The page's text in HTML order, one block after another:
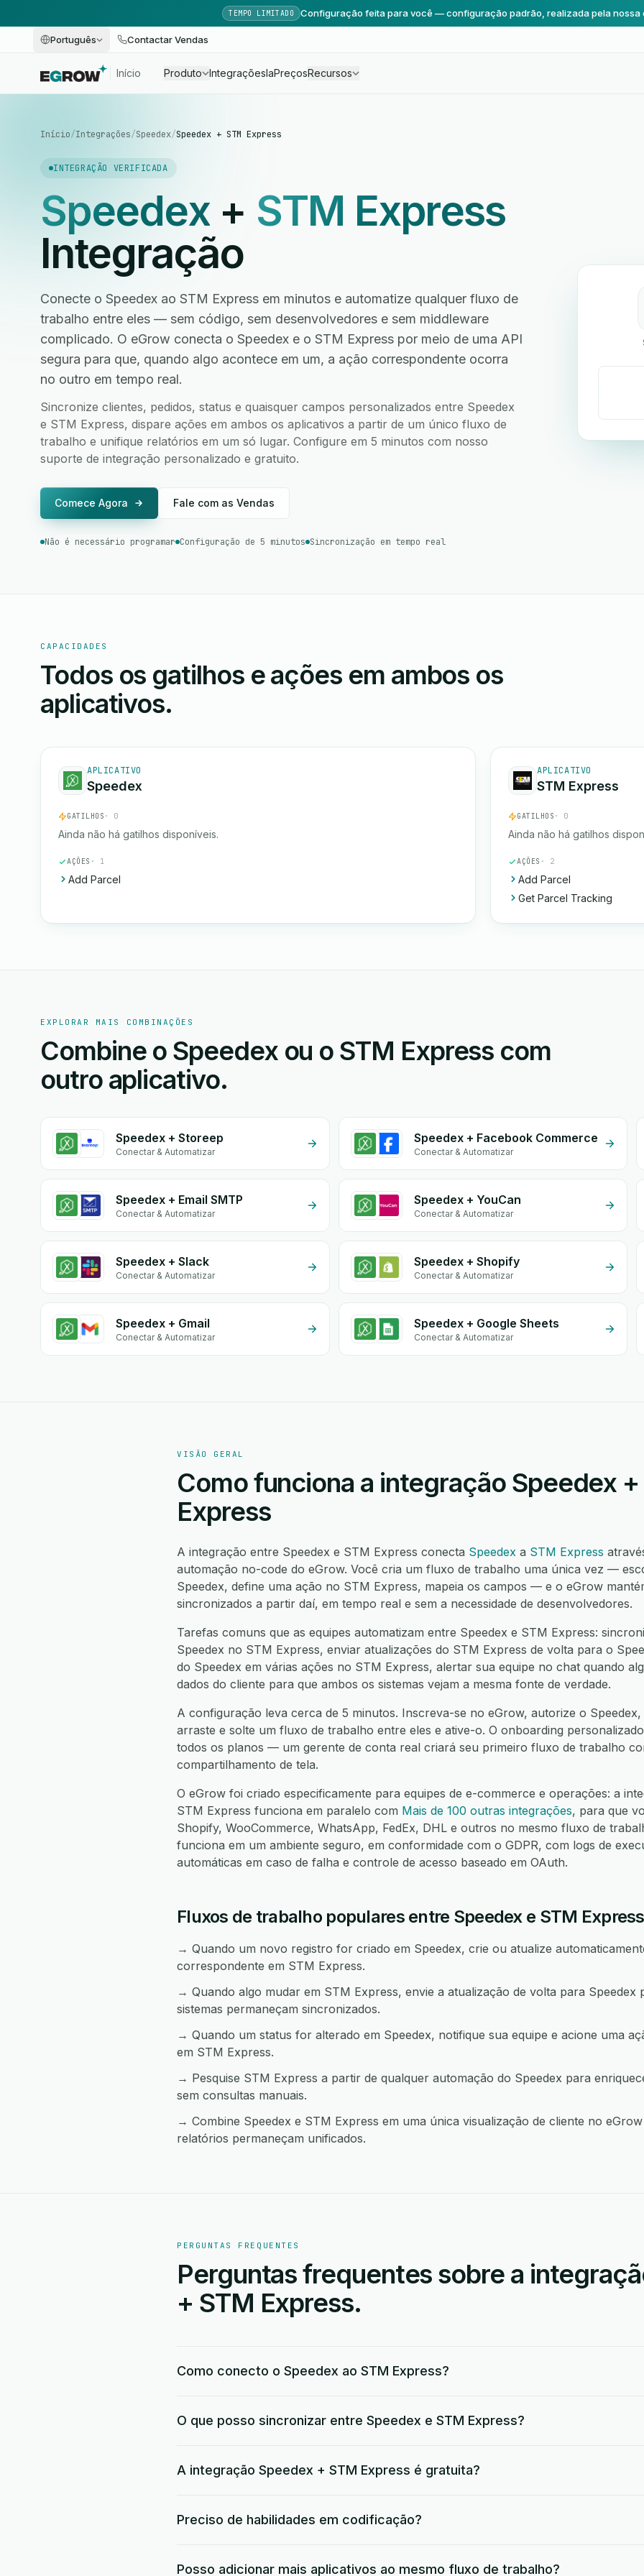
TEMPO LIMITADO Configuração feita para você — configuração padrão, realizada pela nossa
Português Contactar Vendas
Início Produto IntegraçõesIaPreçosRecursos
Início/Integrações/Speedex/Speedex + STM Express
INTEGRAÇÃO VERIFICADA
Speedex+ STM Express
Integração
Conecte o Speedex ao STM Express em minutos e automatize qualquer fluxo de
trabalho entre eles — sem código, sem desenvolvedores e sem middleware
complicado. O eGrow conecta o Speedex e o STM Express por meio de uma API
segura para que, quando algo acontece em um, a ação correspondente ocorra
no outro em tempo real.
Sincronize clientes, pedidos, status e quaisquer campos personalizados entre Speedex
e STM Express, dispare ações em ambos os aplicativos a partir de um único fluxo de
trabalho e unifique relatórios em um só lugar. Configure em 5 minutos com nosso
suporte de integração personalizado e gratuito.
Comece Agora Fale com as Vendas
Não é necessário programar Configuração de 5 minutos Sincronização em tempo real
CAPACIDADES
Todos os gatilhos e ações em ambos os
aplicativos.
APLICATIVO
Speedex
GATILHOS · 0
Ainda não há gatilhos disponíveis.
AÇÕES · 1
Add Parcel
APLICATIVO
STM Express
GATILHOS · 0
Ainda não há gatilhos
AÇÕES · 2
Add Parcel
Get Parcel Tracking
EXPLORAR MAIS COMBINAÇÕES
Combine o Speedex ou o STM Express com
outro aplicativo.
Speedex + Storeep
Conectar & Automatizar
Speedex + Facebook Commerce
Conectar & Automatizar
Speedex + Email SMTP
Conectar & Automatizar
Speedex + YouCan
Conectar & Automatizar
Speedex + Slack
Conectar & Automatizar
Speedex + Shopify
Conectar & Automatizar
Speedex + Gmail
Conectar & Automatizar
Speedex + Google Sheets
Conectar & Automatizar
VISÃO GERAL
Como funciona a integração Speedex +
Express
A integração entre Speedex e STM Express conecta Speedex a STM Express
automação no-code do eGrow. Você cria um fluxo de trabalho uma única vez —
Speedex, define uma ação no STM Express, mapeia os campos — e o eGrow
sincronizados a partir daí, em tempo real e sem a necessidade de desenvolvedores.
Tarefas comuns que as equipes automatizam entre Speedex e STM Express:
Speedex no STM Express, enviar atualizações do STM Express de volta para o
do Speedex em várias ações no STM Express, alertar sua equipe no chat quando
dados do cliente para que ambos os sistemas vejam a mesma fonte de verdade.
A configuração leva cerca de 5 minutos. Inscreva-se no eGrow, autorize o
arraste e solte um fluxo de trabalho entre eles e ative-o. O onboarding
todos os planos — um gerente de conta real criará seu primeiro fluxo de trabalho
compartilhamento de tela.
O eGrow foi criado especificamente para equipes de e-commerce e operações: a
STM Express funciona em paralelo com Mais de 100 outras integrações, para que
Shopify, WooCommerce, WhatsApp, FedEx, DHL e outros no mesmo fluxo de
funciona em um ambiente seguro, em conformidade com o GDPR, com logs de
automáticas em caso de falha e controle de acesso baseado em OAuth.
Fluxos de trabalho populares entre Speedex e STM Express
→ Quando um novo registro for criado em Speedex, crie ou atualize
correspondente em STM Express.
→ Quando algo mudar em STM Express, envie a atualização de volta para Speedex
sistemas permaneçam sincronizados.
→ Quando um status for alterado em Speedex, notifique sua equipe e acione uma
em STM Express.
→ Pesquise STM Express a partir de qualquer automação do Speedex para
sem consultas manuais.
→ Combine Speedex e STM Express em uma única visualização de cliente no
relatórios permaneçam unificados.
PERGUNTAS FREQUENTES
Perguntas frequentes sobre a
+ STM Express.
Como conecto o Speedex ao STM Express?
O que posso sincronizar entre Speedex e STM Express?
A integração Speedex + STM Express é gratuita?
Preciso de habilidades em codificação?
Posso adicionar mais aplicativos ao mesmo fluxo de trabalho?